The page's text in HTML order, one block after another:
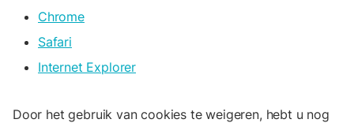
Chrome
Safari
Internet Explorer
Door het gebruik van cookies te weigeren, hebt u nog